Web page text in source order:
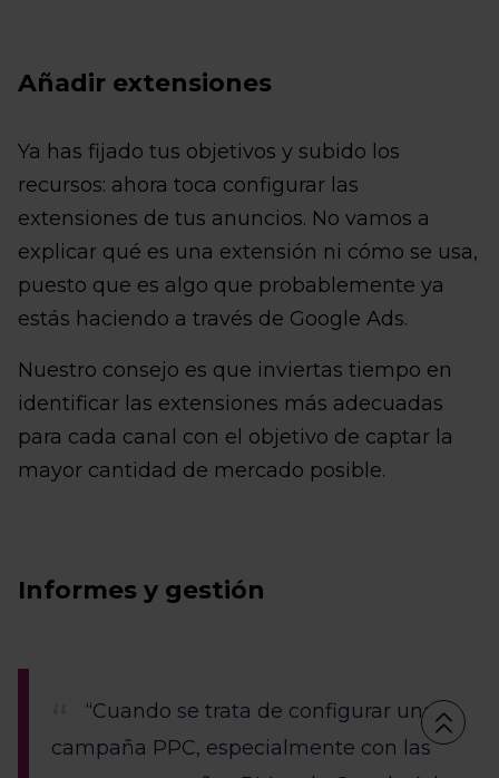
Añadir extensiones
Ya has fijado tus objetivos y subido los
recursos: ahora toca configurar las
extensiones de tus anuncios. No vamos a
explicar qué es una extensión ni cómo se usa,
puesto que es algo que probablemente ya
estás haciendo a través de Google Ads.
Nuestro consejo es que inviertas tiempo en
identificar las extensiones más adecuadas
para cada canal con el objetivo de captar la
mayor cantidad de mercado posible.
Informes y gestión
“Cuando se trata de configurar una
campaña PPC, especialmente con las